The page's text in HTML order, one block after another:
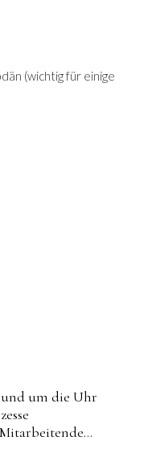
(wichtig für einige
um die Uhr